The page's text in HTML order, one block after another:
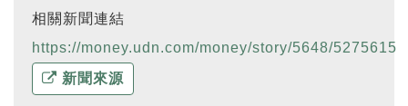
相關新聞連結
https://money.udn.com/money/story/5648/5275615
新聞來源